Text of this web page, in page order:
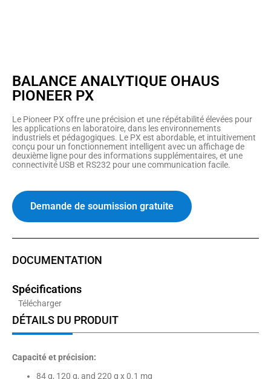
BALANCE ANALYTIQUE OHAUS
PIONEER PX
Le Pioneer PX offre une précision et une répétabilité élevées pour
les applications en laboratoire, dans les environnements
industriels et pédagogiques. Le PX est abordable, et intuitivement
conçu pour un fonctionnement intelligent avec un affichage de
deuxième ligne pour des informations supplémentaires, et une
connectivité USB et RS232 pour une communication facile.
Demande de soumission gratuite
DOCUMENTATION
Spécifications
Télécharger
DÉTAILS DU PRODUIT
Capacité et précision:
84 g, 120 g, and 220 g x 0.1 mg